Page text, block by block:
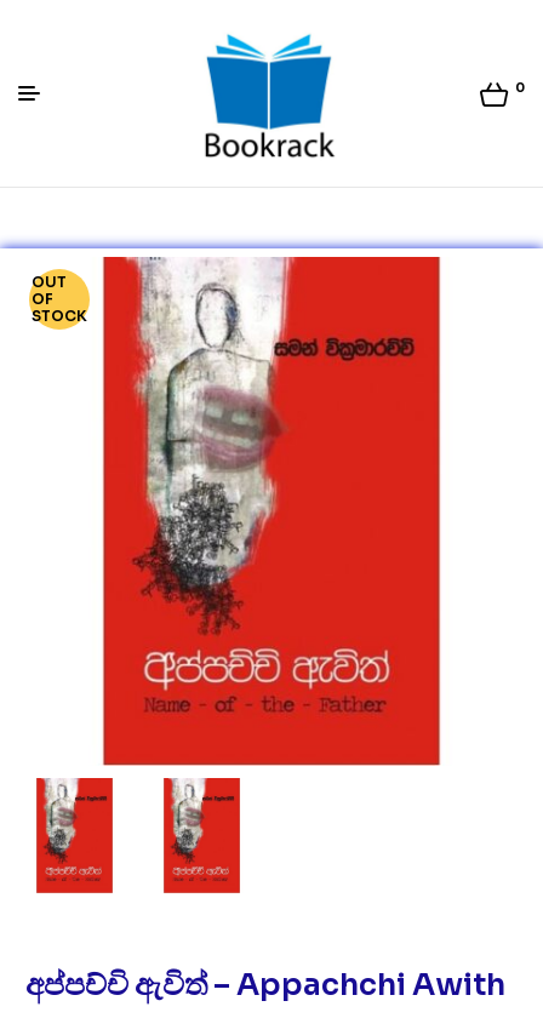
Bookrack.lk
0
OUT
OF
STOCK
අප්පච්චි ඇවිත් – Appachchi Awith